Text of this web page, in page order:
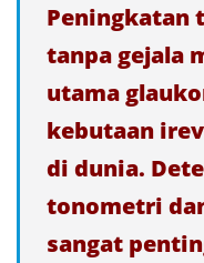
Peningkatan
tanpa gejala
utama
kebutaan
di dunia.
tonometri
sangat